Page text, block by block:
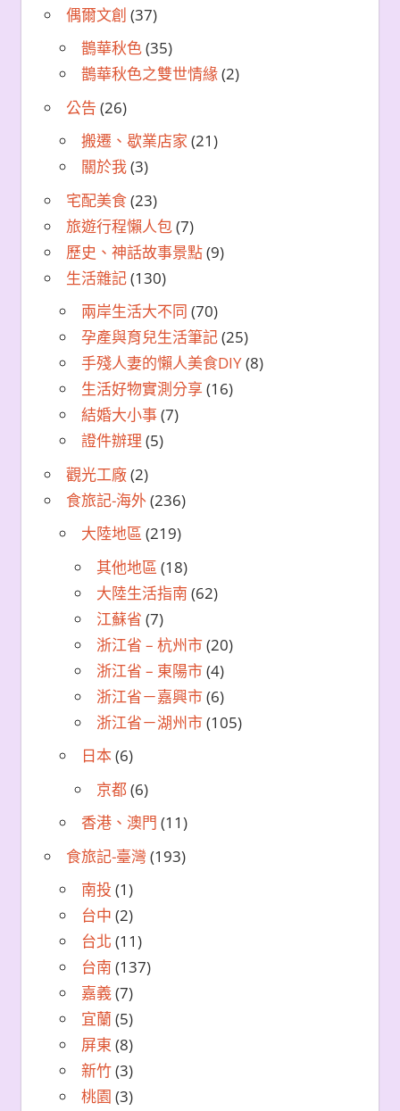
偶爾文創 (37)
鵲華秋色(35)
鵲華秋色之雙世情緣(2)
公告 (26)
搬遷、歇業店家 (21)
關於我(3)
宅配美食(23)
旅遊行程懶人包(7)
歷史、神話故事景點(9)
生活雜記(130)
兩岸生活大不同 (70)
孕產與育兒生活筆記(25)
手殘人妻的懶人美食DIY(8)
生活好物實測分享 (16)
結婚大小事(7)
證件辦理 (5)
觀光工廠(2)
食旅記-海外(236)
大陸地區 (219)
其他地區 (18)
大陸生活指南 (62)
江蘇省 (7)
浙江省 – 杭州市(20)
浙江省 – 東陽市(4)
浙江省－嘉興市(6)
浙江省－湖州市(105)
日本(6)
京都(6)
香港、澳門 (11)
食旅記-臺灣 (193)
南投 (1)
台中 (2)
台北 (11)
台南 (137)
嘉義(7)
宜蘭 (5)
屏東 (8)
新竹(3)
桃園 (3)